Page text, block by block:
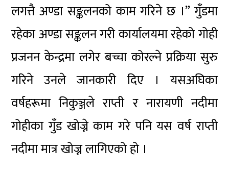
लगत्तै अण्डा सङ्कलनको काम गरिने छ ।” गुँडमा
रहेका अण्डा सङ्कलन गरी कार्यालयमा रहेको गोही
प्रजनन केन्द्रमा लगेर बच्चा कोरल्ने प्रक्रिया सुरु
गरिने उनले जानकारी दिए । यसअघिका
वर्षहरूमा निकुञ्जले राप्ती र नारायणी नदीमा
गोहीका गुँड खोज्ने काम गरे पनि यस वर्ष राप्ती
नदीमा मात्र खोज्न लागिएको हो ।